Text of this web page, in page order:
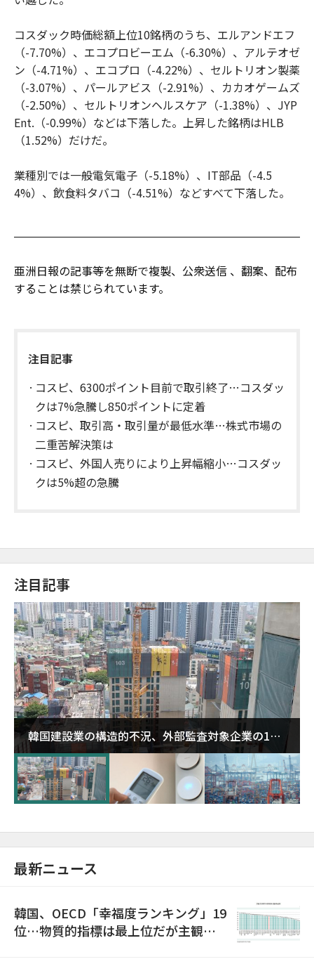
コスダック時価総額上位10銘柄のうち、エルアンドエフ
（-7.70%）、エコプロビーエム（-6.30%）、アルテオゼ
ン（-4.71%）、エコプロ（-4.22%）、セルトリオン製薬
（-3.07%）、パールアビス（-2.91%）、カカオゲームズ
（-2.50%）、セルトリオンヘルスケア（-1.38%）、JYP
Ent.（-0.99%）などは下落した。上昇した銘柄はHLB
（1.52%）だけだ。
業種別では一般電気電子（-5.18%）、IT部品（-4.5
4%）、飲食料タバコ（-4.51%）などすべて下落した。
亜洲日報の記事等を無断で複製、公衆送信 、翻案、配布
することは禁じられています。
注目記事
コスピ、6300ポイント目前で取引終了…コスダッ
クは7%急騰し850ポイントに定着
コスピ、取引高・取引量が最低水準…株式市場の
二重苦解決策は
コスピ、外国人売りにより上昇幅縮小…コスダッ
クは5%超の急騰
注目記事
韓国建設業の構造的不況、外部監査対象企業の1割
超が「ゾンビ企業」に…5年で2.8倍増
最新ニュース
韓国、OECD「幸福度ランキング」19
位…物質的指標は最上位だが主観的